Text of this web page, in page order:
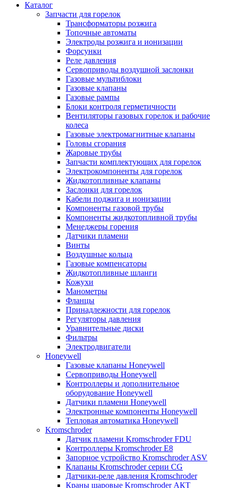
Каталог
Запчасти для горелок
Трансформаторы розжига
Топочные автоматы
Электроды розжига и ионизации
Форсунки
Реле давления
Сервоприводы воздушной заслонки
Газовые мультиблоки
Газовые клапаны
Газовые рампы
Блоки контроля герметичности
Вентиляторы газовых горелок и рабочие
колеса
Газовые электромагнитные клапаны
Головы сгорания
Жаровые трубы
Запчасти комплектующих для горелок
Электрокомпоненты для горелок
Жидкотопливные клапаны
Заслонки для горелок
Кабели поджига и ионизации
Компоненты газовой трубы
Компоненты жидкотопливной трубы
Менеджеры горения
Датчики пламени
Винты
Воздушные кольца
Газовые компенсаторы
Жидкотопливные шланги
Кожухи
Манометры
Фланцы
Принадлежности для горелок
Регуляторы давления
Уравнительные диски
Фильтры
Электродвигатели
Honeywell
Газовые клапаны Honeywell
Сервоприводы Honeywell
Контроллеры и дополнительное
оборудование Honeywell
Датчики пламени Honeywell
Электронные компоненты Honeywell
Тепловая автоматика Honeywell
Kromschroder
Датчик пламени Kromschroder FDU
Контроллеры Kromschroder E8
Запорное устройство Kromschroder ASV
Клапаны Kromschroder серии CG
Датчики-реле давления Kromschroder
Краны шаровые Kromschroder АКТ